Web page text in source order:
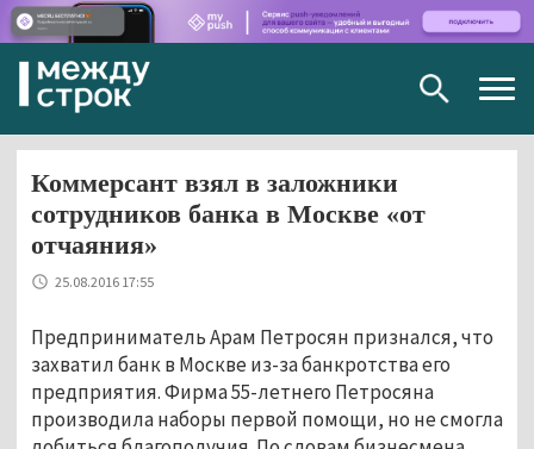
Коммерсант взял в заложники
сотрудников банка в Москве «от
отчаяния»
25.08.2016 17:55
Предприниматель Арам Петросян признался, что
захватил банк в Москве из-за банкротства его
предприятия. Фирма 55-летнего Петросяна
производила наборы первой помощи, но не смогла